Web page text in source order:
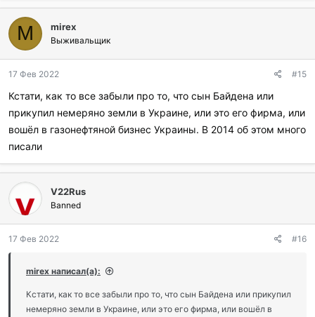
а
г
о
а
и
л
и
M mirex
Выживальщик
17 Фев 2022 #15
Кстати, как то все забыли про то, что сын Байдена или
прикупил немеряно земли в Украине, или это его фирма, или
вошёл в газонефтяной бизнес Украины. В 2014 об этом много
писали
V22Rus
Banned
17 Фев 2022 #16
mirex написал(а):
Кстати, как то все забыли про то, что сын Байдена или прикупил
немеряно земли в Украине, или это его фирма, или вошёл в